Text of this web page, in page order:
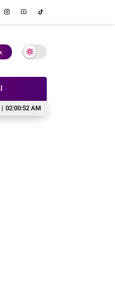
| 02:00:53 AM
Komitmen Lindungi Karya Penulis